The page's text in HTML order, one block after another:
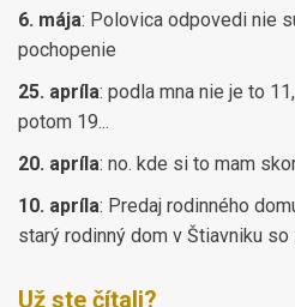
6. mája: Polovica odpovedi nie
pochopenie
25. apríla: podla mna nie je to
potom 19...
20. apríla: no. kde si to mam
10. apríla: Predaj rodinného
starý rodinný dom v Štiavniku so
Už ste čítali?